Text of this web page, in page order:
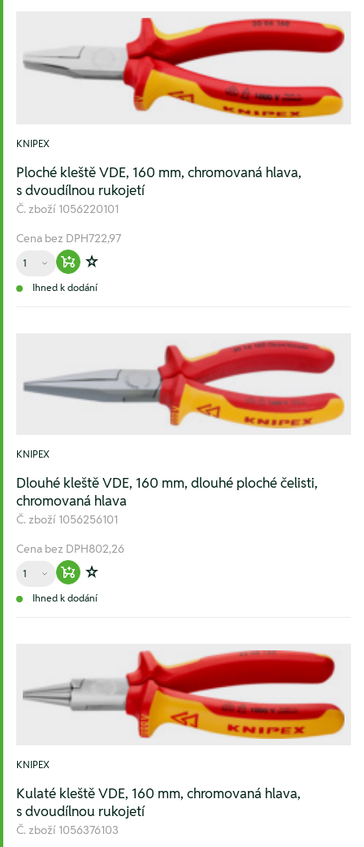
KNIPEX
Ploché kleště VDE, 160 mm, chromovaná hlava,
s dvoudílnou rukojetí
Č. zboží 1056220101
Cena bez DPH722,97
Množství
Warenkorb hinzufügen
Zur Wunschliste hinzufügen
Ihned k dodání
KNIPEX
Dlouhé kleště VDE, 160 mm, dlouhé ploché čelisti,
chromovaná hlava
Č. zboží 1056256101
Cena bez DPH802,26
Množství
Warenkorb hinzufügen
Zur Wunschliste hinzufügen
Ihned k dodání
KNIPEX
Kulaté kleště VDE, 160 mm, chromovaná hlava,
s dvoudílnou rukojetí
Č. zboží 1056376103